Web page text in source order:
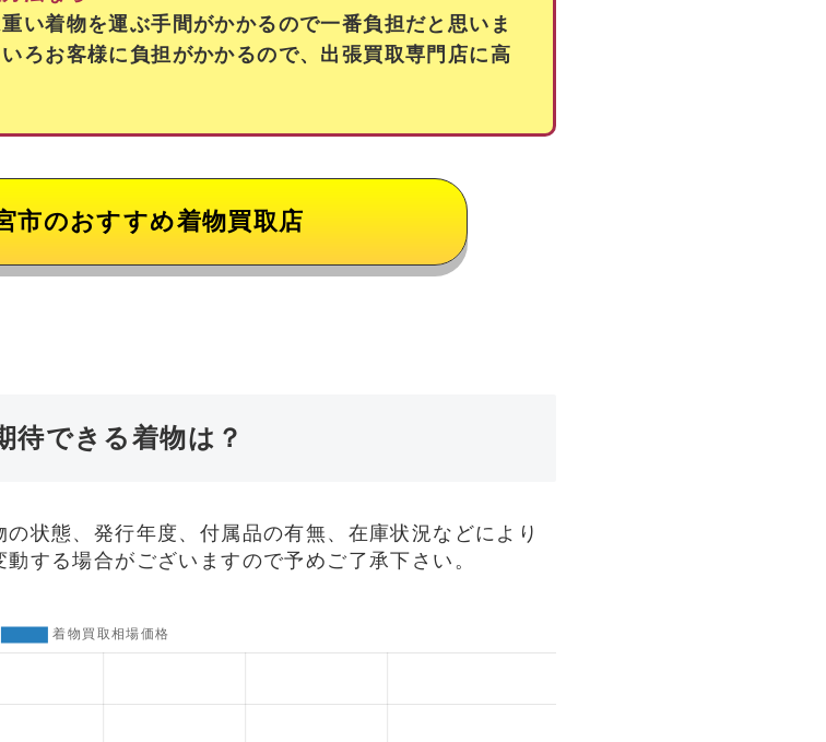
い着物を運ぶ手間がかかるので一番負担だと思いま
ろお客様に負担がかかるので、出張買取専門店に高
市のおすすめ着物買取店
待できる着物は？
状態、発行年度、付属品の有無、在庫状況などにより
する場合がございますので予めご了承下さい。